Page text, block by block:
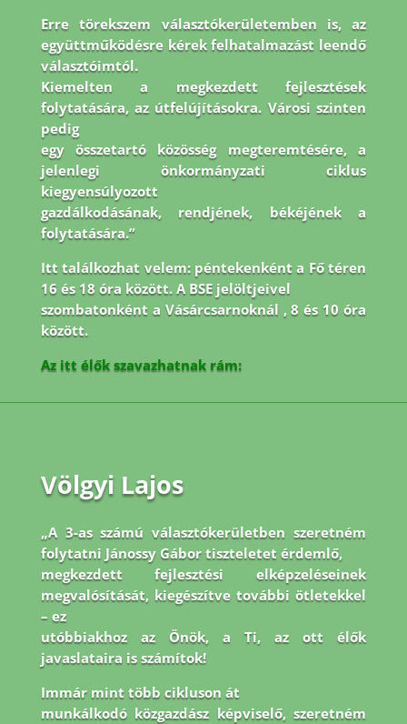
Erre törekszem választókerületemben is, az
együttműködésre kérek felhatalmazást leendő
választóimtól.
Kiemelten a megkezdett fejlesztések
folytatására, az útfelújításokra. Városi szinten
pedig
egy összetartó közösség megteremtésére, a
jelenlegi önkormányzati ciklus
kiegyensúlyozott
gazdálkodásának, rendjének, békéjének a
folytatására.”
Itt találkozhat velem: péntekenként a Fő téren
16 és 18 óra között. A BSE jelöltjeivel
szombatonként a Vásárcsarnoknál , 8 és 10 óra
között.
Az itt élők szavazhatnak rám:
Völgyi Lajos
„A 3-as számú választókerületben szeretném
folytatni Jánossy Gábor tiszteletet érdemlő,
megkezdett fejlesztési elképzeléseinek
megvalósítását, kiegészítve további ötletekkel
– ez
utóbbiakhoz az Önök, a Ti, az ott élők
javaslataira is számítok!
Immár mint több cikluson át
munkálkodó közgazdász képviselő, szeretném